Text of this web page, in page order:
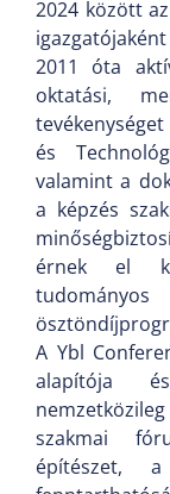
2024 között
2011 óta
oktatási,
tevékenységet
és
valamint a
a képzés
érnek el
A Ybl
alapítója
szakmai
építészet,